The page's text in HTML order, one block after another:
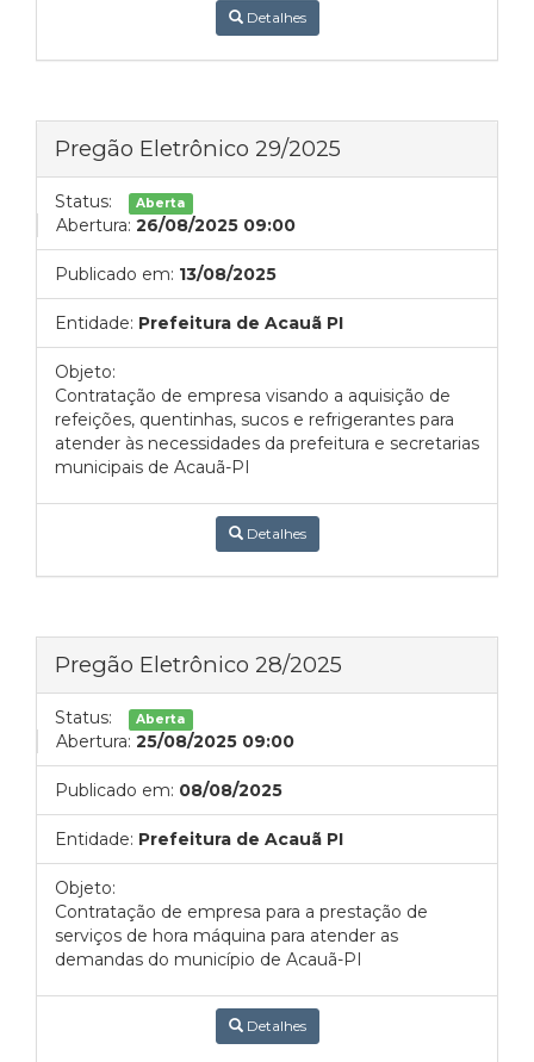
Detalhes
Pregão Eletrônico 29/2025
Status: Aberta
Abertura: 26/08/2025 09:00
Publicado em: 13/08/2025
Entidade: Prefeitura de Acauã PI
Objeto:
Contratação de empresa visando a aquisição de
refeições, quentinhas, sucos e refrigerantes para
atender às necessidades da prefeitura e secretarias
municipais de Acauã-PI
Detalhes
Pregão Eletrônico 28/2025
Status: Aberta
Abertura: 25/08/2025 09:00
Publicado em: 08/08/2025
Entidade: Prefeitura de Acauã PI
Objeto:
Contratação de empresa para a prestação de
serviços de hora máquina para atender as
demandas do município de Acauã-PI
Detalhes